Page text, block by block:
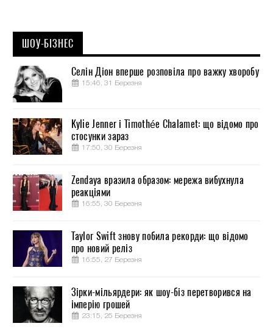
ШОУ-БІЗНЕС
Селін Діон вперше розповіла про важку хворобу
15:46, 31 Березня
Kylie Jenner і Timothée Chalamet: що відомо про
стосунки зараз
17:50, 30 Березня
Zendaya вразила образом: мережа вибухнула
реакціями
16:55, 30 Березня
Taylor Swift знову побила рекорди: що відомо
про новий реліз
16:55, 27 Березня
Зірки-мільярдери: як шоу-біз перетворився на
імперію грошей
23:15, 25 Березня